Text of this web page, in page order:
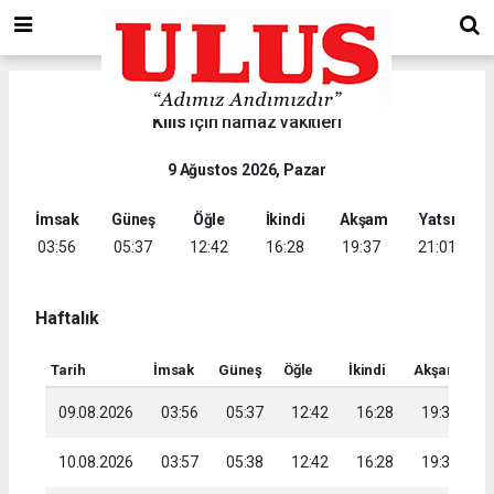
Kilis için namaz vakitleri
9 Ağustos 2026, Pazar
İmsak
03:56
Güneş
05:37
Öğle
12:42
İkindi
16:28
Akşam
19:37
Yatsı
21:01
Haftalık
Tarih İmsak Güneş Öğle İkindi Akşam
09.08.2026 03:56 05:37 12:42 16:28 19:37
10.08.2026 03:57 05:38 12:42 16:28 19:36